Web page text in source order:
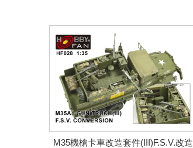
M35機槍卡車改造套件(III)F.S.V.改造